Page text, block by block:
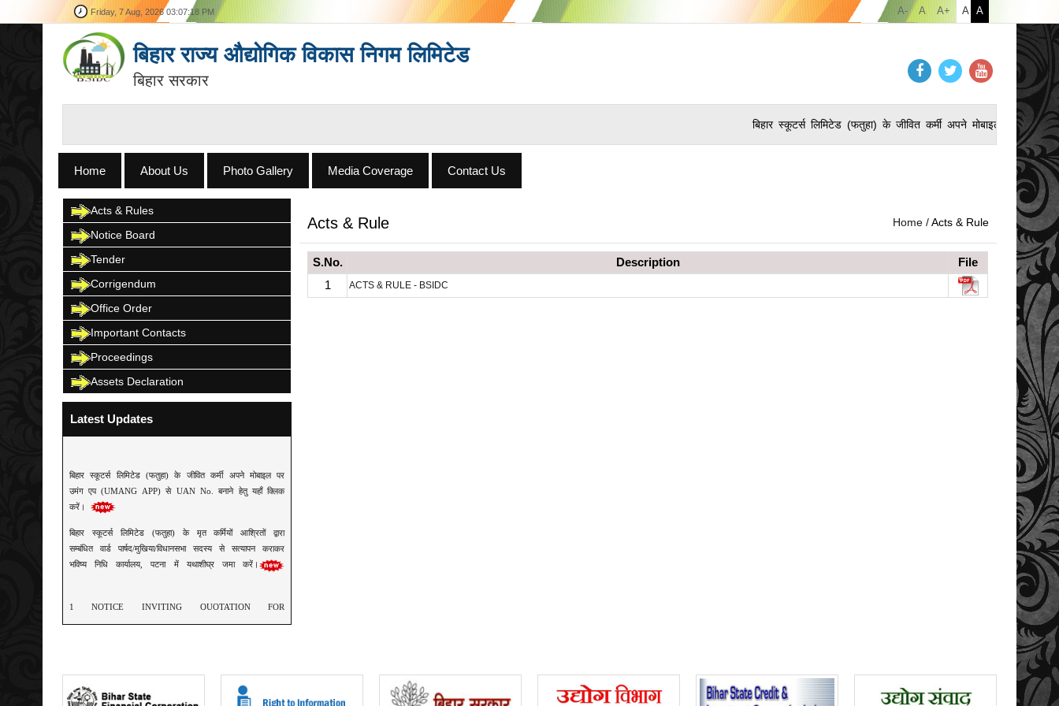
Friday, 7 Aug, 202603:07:18 PM A A
A- A A+
बिहार राज्य औद्योगिक विकास निगम लिमिटेड
बिहार सरकार
बिहार स्कूटर्स लिमिटेड (फतुहा) के जीवित कर्मी अपने मोबाइल पर
Home About Us Photo Gallery Media Coverage Contact Us
Acts & Rules
Notice Board
Tender
Corrigendum
Office Order
Important Contacts
Proceedings
Assets Declaration
Latest Updates
बिहार स्कूटर्स लिमिटेड (फतुहा) के मृत कर्मियों आश्रितों द्वारा
सम्बंधित वार्ड पार्षद/मुखिया/विधानसभा सदस्य से सत्यापन कराकर
भविष्य निधि कार्यालय, पटना में यथाशीघ्र जमा करें।
31/08/2023
3 NOTICE INVITING QUOTATION FOR
Acts & Rule Home /Acts & Rule
S.No. Description
File
1
ACTS & RULE - BSIDC